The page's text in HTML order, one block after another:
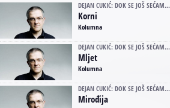
DEJAN CUKIĆ: DOK SE JOŠ SEĆAM...
Korni
Kolumna
DEJAN CUKIĆ: DOK SE JOŠ SEĆAM...
Mljet
Kolumna
DEJAN CUKIĆ: DOK SE JOŠ SEĆAM...
Mirođija